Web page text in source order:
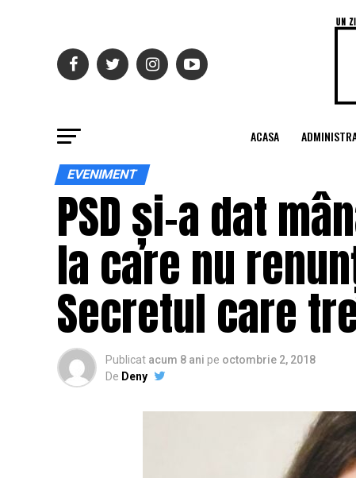
ACASA
EVENIMENT
PSD și-a dat
la care nu
Secretul care
Publicat acum 8 ani pe octombrie 2, 2018
De Deny